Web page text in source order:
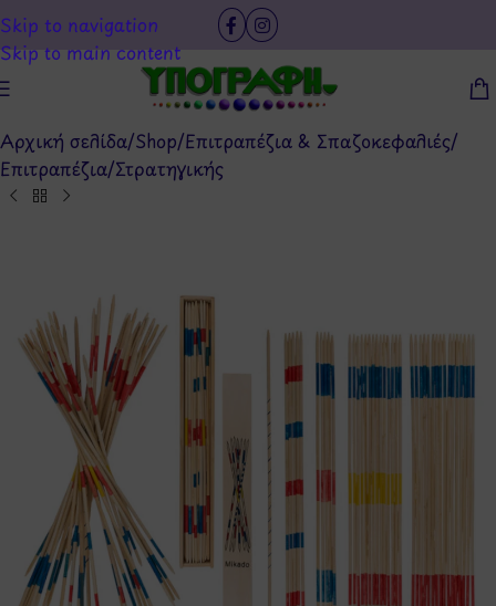
Skip to navigation
Skip to main content
Αρχική σελίδα/Shop/Επιτραπέζια & Σπαζοκεφαλιές/
Επιτραπέζια/Στρατηγικής